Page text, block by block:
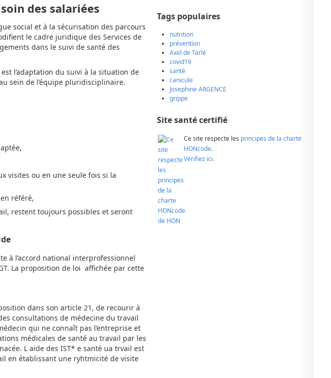
des salariées
social et à la sécurisation des parcours
le cadre juridique des Services de
dans le suivi de santé des
l’adaptation du suivi à la situation de
sein de l’équipe pluridisciplinaire.
visites ou en une seule fois si la
référé,
restent toujours possibles et seront
à l’accord national interprofessionnel
La proposition de loi affichée par cette
dans son article 21, de recourir à
consultations de médecine du travail
qui ne connaît pas l’entreprise et
médicales de santé au travail par les
L aide des IST* e santé ua trvail est
en établissant une ryhtmicité de visite
Tags populaires
nutrition
prévention
Axel de Tarlé
covid19
santé
canicule
Josephine ARGENCE
grippe
Site santé certifié
Ce site respecte les principes de la charte
HONcode.
Vérifiez ici.